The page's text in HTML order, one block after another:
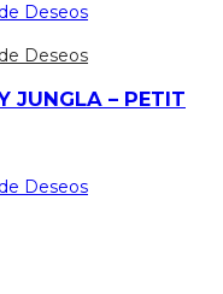
Deseos
Deseos
JUNGLA – PETIT
Deseos